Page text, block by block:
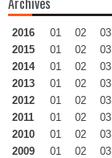
2016 01 02 03
2015
01 02 03
2014
01 02 03
2013
01 02 03
2012
01 02 03
2011
01 02 03
2010
01 02 03
2009
01 02 03